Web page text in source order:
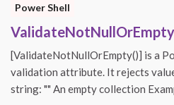
Power Shell
ValidateNotNullOrEmpty
[ValidateNotNullOrEmpty()] is a
validation attribute. It rejects
string: "" An empty collection